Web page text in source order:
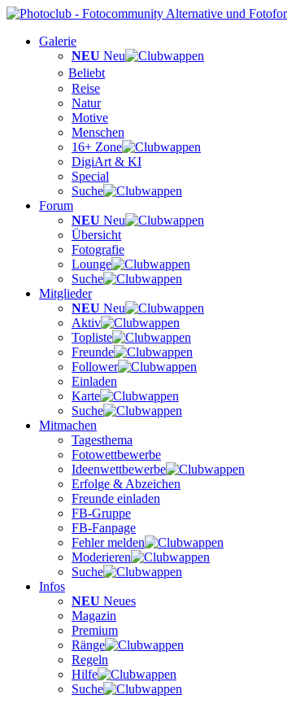
Galerie
NEU Neu
Beliebt
Reise
Natur
Motive
Menschen
16+ Zone
DigiArt & KI
Special
Suche
Forum
NEU Neu
Übersicht
Fotografie
Lounge
Suche
Mitglieder
NEU Neu
Aktiv
Topliste
Freunde
Follower
Einladen
Karte
Suche
Mitmachen
Tagesthema
Fotowettbewerbe
Ideenwettbewerbe
Erfolge & Abzeichen
Freunde einladen
FB-Gruppe
FB-Fanpage
Fehler melden
Moderieren
Suche
Infos
NEU Neues
Magazin
Premium
Ränge
Regeln
Hilfe
Suche